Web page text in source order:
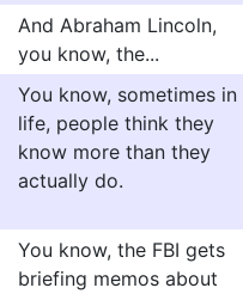
And Abraham Lincoln,
you know, the...
You know, sometimes in
life, people think they
know more than they
actually do.
You know, the FBI gets
briefing memos about